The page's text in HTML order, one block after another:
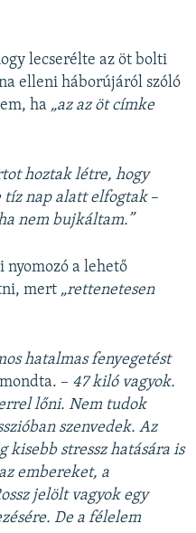
lecserélte az öt bolti
elleni háborújáról szóló
ha „az az öt címke
hoztak létre, hogy
tíz nap alatt elfogtak–
nem bujkáltam.”
nyomozó a lehető
mert „rettenetesen
hatalmas fenyegetést
– 47 kiló vagyok.
lőni. Nem tudok
szenvedek. Az
kisebb stressz hatására is
embereket, a
jelölt vagyok egy
De a félelem